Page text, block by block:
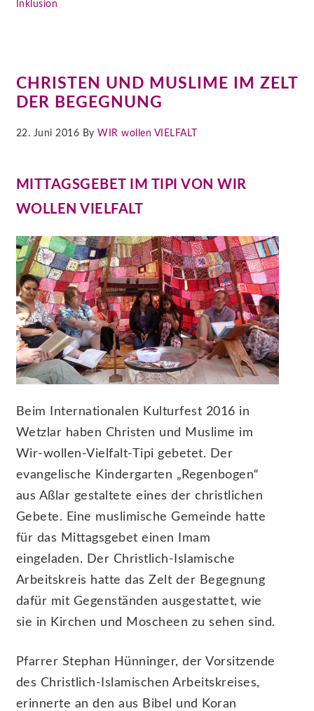
Inklusion
CHRISTEN UND MUSLIME IM ZELT
DER BEGEGNUNG
22. Juni 2016 By WIR wollen VIELFALT
MITTAGSGEBET IM TIPI VON WIR
WOLLEN VIELFALT
Beim Internationalen Kulturfest 2016 in
Wetzlar haben Christen und Muslime im
Wir-wollen-Vielfalt-Tipi gebetet. Der
evangelische Kindergarten „Regenbogen“
aus Aßlar gestaltete eines der christlichen
Gebete. Eine muslimische Gemeinde hatte
für das Mittagsgebet einen Imam
eingeladen. Der Christlich-Islamische
Arbeitskreis hatte das Zelt der Begegnung
dafür mit Gegenständen ausgestattet, wie
sie in Kirchen und Moscheen zu sehen sind.
Pfarrer Stephan Hünninger, der Vorsitzende
des Christlich-Islamischen Arbeitskreises,
erinnerte an den aus Bibel und Koran